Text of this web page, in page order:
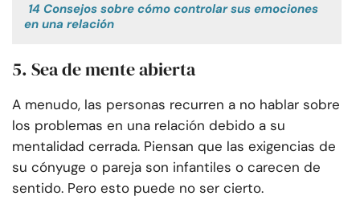
14 Consejos sobre cómo controlar sus emociones
en una relación
5. Sea de mente abierta
A menudo, las personas recurren a no hablar sobre
los problemas en una relación debido a su
mentalidad cerrada. Piensan que las exigencias de
su cónyuge o pareja son infantiles o carecen de
sentido. Pero esto puede no ser cierto.